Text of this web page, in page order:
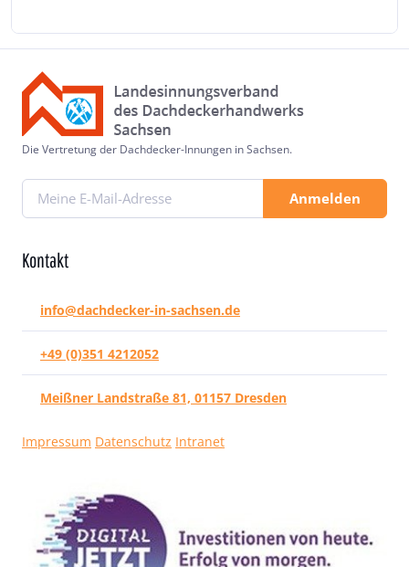
Die Vertretung der Dachdecker-Innungen in Sachsen.
Anmelden
Kontakt
info@dachdecker-in-sachsen.de
+49 (0)351 4212052
Meißner Landstraße 81, 01157 Dresden
Impressum Datenschutz Intranet